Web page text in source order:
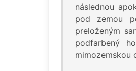
následnou
pod zemou
preloženým
podfarbený
mimozemskou